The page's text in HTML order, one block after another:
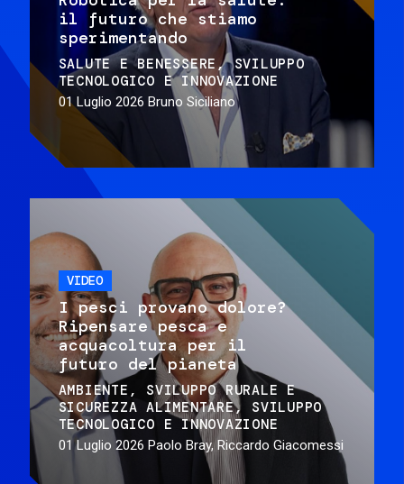
il futuro che stiamo
sperimentando
SALUTE E BENESSERE
SVILUPPO
TECNOLOGICO E INNOVAZIONE
01 Luglio 2026 Bruno Siciliano
VIDEO
I pesci provano dolore?
Ripensare pesca e
acquacoltura per il
futuro del pianeta
AMBIENTE
SVILUPPO RURALE E
SICUREZZA ALIMENTARE
SVILUPPO
TECNOLOGICO E INNOVAZIONE
01 Luglio 2026 Paolo Bray, Riccardo Giacomessi